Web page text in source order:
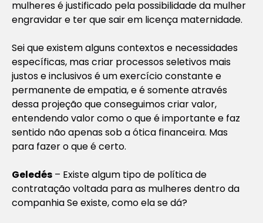
mulheres é justificado pela possibilidade da mulher
engravidar e ter que sair em licença maternidade.
Sei que existem alguns contextos e necessidades
específicas, mas criar processos seletivos mais
justos e inclusivos é um exercício constante e
permanente de empatia, e é somente através
dessa projeção que conseguimos criar valor,
entendendo valor como o que é importante e faz
sentido não apenas sob a ótica financeira. Mas
para fazer o que é certo.
Geledés – Existe algum tipo de política de
contratação voltada para as mulheres dentro da
companhia Se existe, como ela se dá?